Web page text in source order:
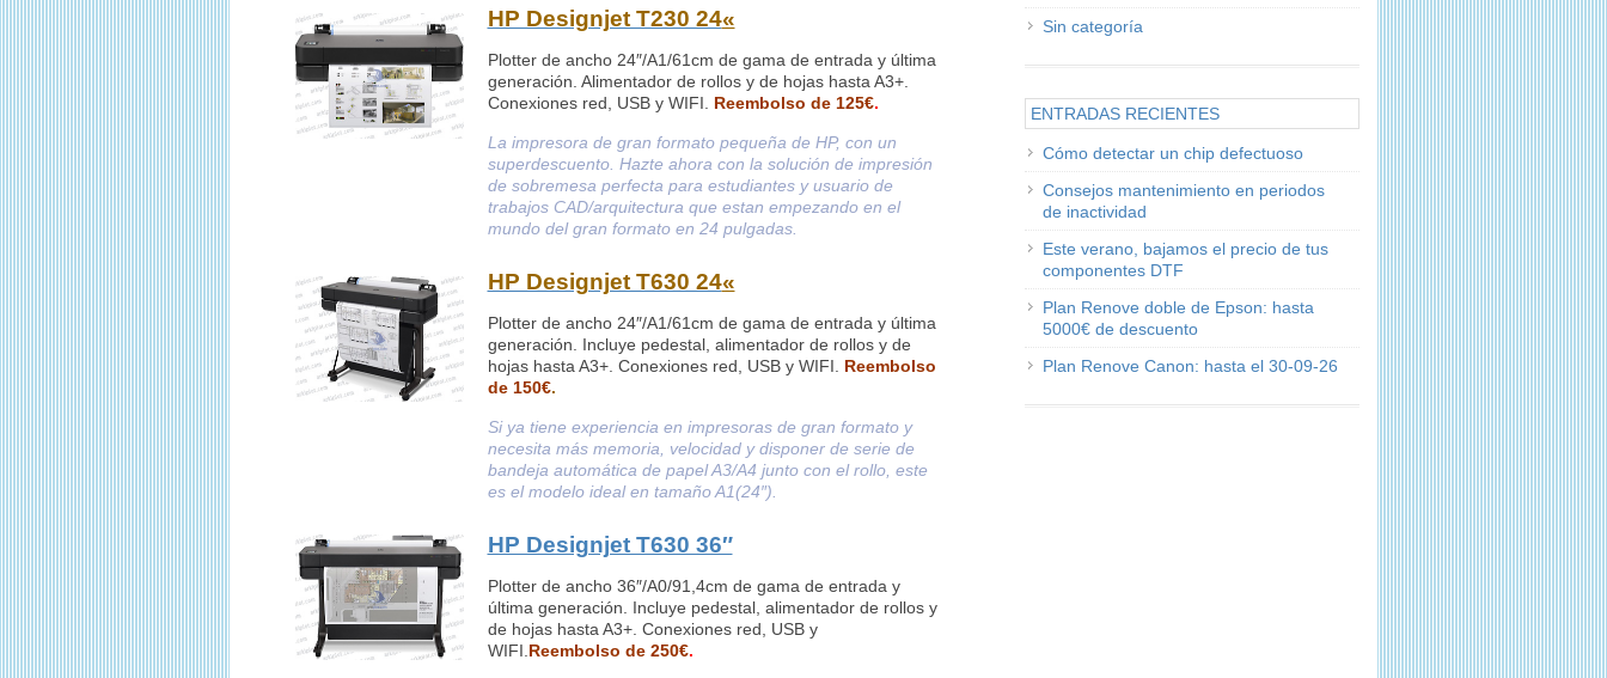
HP Designjet T230 24«
Plotter de ancho 24″/A1/61cm de gama de entrada y última
generación. Alimentador de rollos y de hojas hasta A3+.
Conexiones red, USB y WIFI. Reembolso de 125€.
La impresora de gran formato pequeña de HP, con un
superdescuento. Hazte ahora con la solución de impresión
de sobremesa perfecta para estudiantes y usuario de
trabajos CAD/arquitectura que estan empezando en el
mundo del gran formato en 24 pulgadas.
HP Designjet T630 24«
Plotter de ancho 24″/A1/61cm de gama de entrada y última
generación. Incluye pedestal, alimentador de rollos y de
hojas hasta A3+. Conexiones red, USB y WIFI. Reembolso
de 150€.
Si ya tiene experiencia en impresoras de gran formato y
necesita más memoria, velocidad y disponer de serie de
bandeja automática de papel A3/A4 junto con el rollo, este
es el modelo ideal en tamaño A1(24″).
HP Designjet T630 36″
Plotter de ancho 36″/A0/91,4cm de gama de entrada y
última generación. Incluye pedestal, alimentador de rollos y
de hojas hasta A3+. Conexiones red, USB y
WIFI. Reembolso de 250€.
Sin categoría
ENTRADAS RECIENTES
Cómo detectar un chip defectuoso
Consejos mantenimiento en periodos
de inactividad
Este verano, bajamos el precio de tus
componentes DTF
Plan Renove doble de Epson: hasta
5000€ de descuento
Plan Renove Canon: hasta el 30-09-26